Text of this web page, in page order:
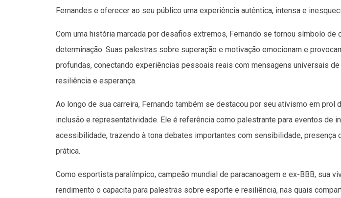
Fernandes e oferecer ao seu público uma experiência autêntica, intensa e
Com uma história marcada por desafios extremos, Fernando se tornou símbolo de
determinação. Suas palestras sobre superação e motivação emocionam e
profundas, conectando experiências pessoais reais com mensagens universais
resiliência e esperança.
Ao longo de sua carreira, Fernando também se destacou por seu ativismo em prol
inclusão e representatividade. Ele é referência como palestrante para eventos de
acessibilidade, trazendo à tona debates importantes com sensibilidade, presença
prática.
Como esportista paralímpico, campeão mundial de paracanoagem e ex-BBB, sua
rendimento o capacita para palestras sobre esporte e resiliência, nas quais